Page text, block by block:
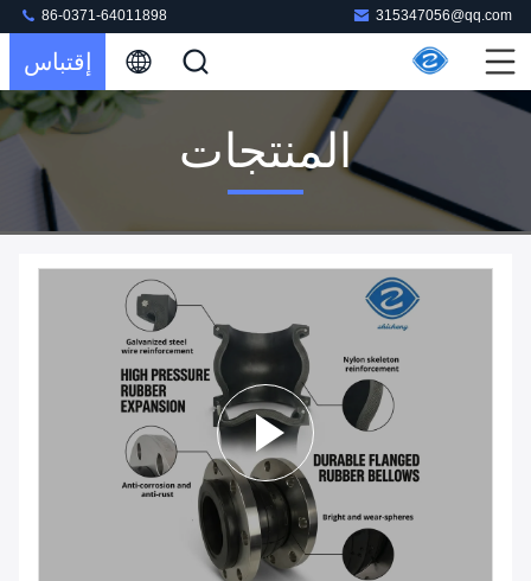
315347056@qq.com
86-0371-64011898
إقتباس
المنتجات